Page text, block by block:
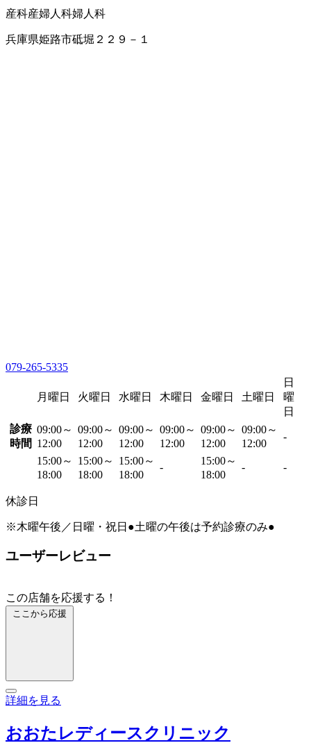
産科産婦人科婦人科
兵庫県姫路市砥堀２２９－１
079-265-5335
月曜日 火曜日 水曜日 木曜日 金曜日 土曜日
日
曜
日
診療
時間
09:00～
12:00
09:00～
12:00
09:00～
12:00
09:00～
12:00
09:00～
12:00
09:00～
12:00
-
15:00～
18:00
15:00～
18:00
15:00～
18:00
-
15:00～
18:00
- -
休診日
※木曜午後／日曜・祝日●土曜の午後は予約診療のみ●
ユーザーレビュー
この店舗を応援する！
ここから応援
詳細を見る
おおたレディースクリニック